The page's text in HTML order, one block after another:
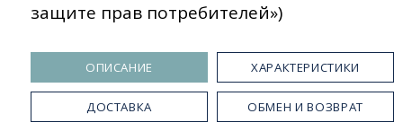
защите прав потребителей»)
ОПИСАНИЕ ХАРАКТЕРИСТИКИ
ДОСТАВКА ОБМЕН И ВОЗВРАТ